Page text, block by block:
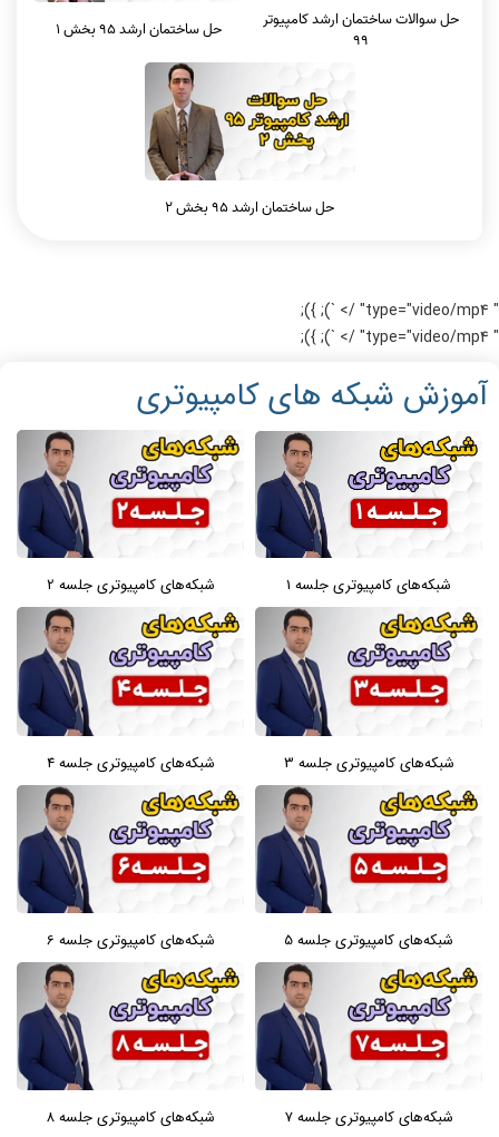
حل سوالات ساختمان ارشد کامپیوتر
99
حل ساختمان ارشد 95 بخش 1
حل ساختمان ارشد 95 بخش 2
" type="video/mp4" /> `); });
" type="video/mp4" /> `); });
آموزش شبکه های کامپیوتری
شبکه‌های کامپیوتری جلسه 1 شبکه‌های کامپیوتری جلسه 2
شبکه‌های کامپیوتری جلسه 3 شبکه‌های کامپیوتری جلسه 4
شبکه‌های کامپیوتری جلسه 5 شبکه‌های کامپیوتری جلسه 6
شبکه‌های کامپیوتری جلسه 7 شبکه‌های کامپیوتری جلسه 8